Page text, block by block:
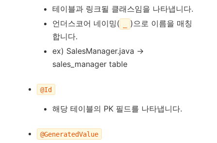
테이블과 링크될 클래스임을 나타냅니다.
언더스코어 네이밍(
)으로 이름을 매칭
합니다.
ex) SalesManager.java ->
sales_manager table
@Id
해당 테이블의 PK 필드를 나타냅니다.
@GeneratedValue